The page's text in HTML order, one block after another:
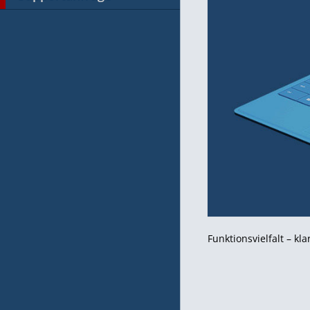
Funktionsvielfalt –